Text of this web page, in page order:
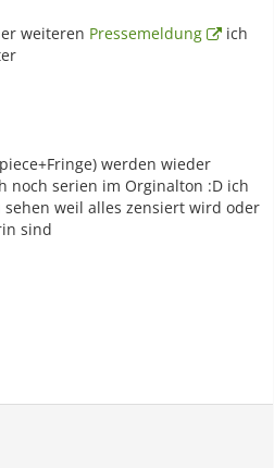
weiteren Pressemeldung
ich
werden wieder
noch serien im Orginalton :D ich
sehen weil alles zensiert wird oder
sind